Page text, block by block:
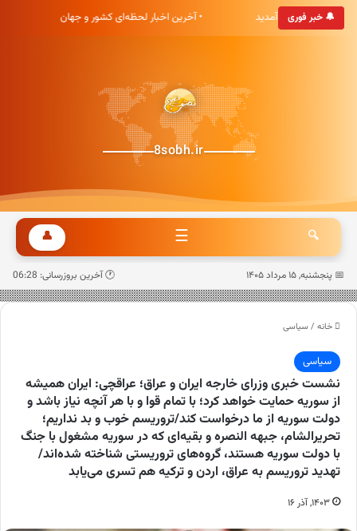
🔔 خبر فوری
هشت صبح خوش آمدید • آخرین اخبار لحظه‌ای کشور و جهان
8sobh.ir
🔍
☰
👤
📅 پنجشنبه, ۱۵ مرداد ۱۴۰۵ 🕐 آخرین بروزرسانی: 06:28
خانه / سیاسی
سیاسی
نشست خبری وزرای خارجه ایران و عراق؛ عراقچی: ایران همیشه
از سوریه حمایت خواهد کرد؛ با تمام قوا و با هر آنچه نیاز باشد و
دولت سوریه از ما درخواست کند/تروریسم خوب و بد نداریم؛
تحریرالشام، جبهه النصره و بقیه‌ای که در سوریه مشغول با جنگ
با دولت سوریه هستند، گروه‌های تروریستی شناخته شده‌اند/
تهدید تروریسم به عراق، اردن و ترکیه هم تسری می‌یابد
۱۴۰۳, آذر ۱۶